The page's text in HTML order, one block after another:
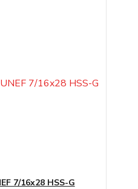
7/16x28 HSS-G